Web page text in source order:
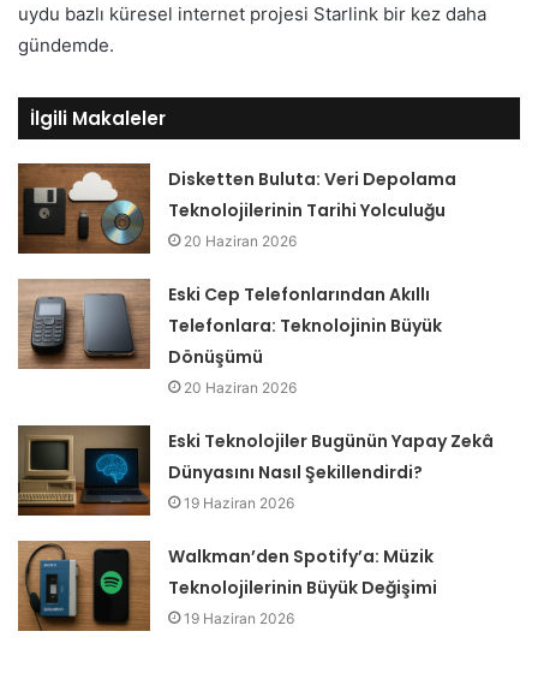
uydu bazlı küresel internet projesi Starlink bir kez daha
gündemde.
İlgili Makaleler
Disketten Buluta: Veri Depolama
Teknolojilerinin Tarihi Yolculuğu
20 Haziran 2026
Eski Cep Telefonlarından Akıllı
Telefonlara: Teknolojinin Büyük
Dönüşümü
20 Haziran 2026
Eski Teknolojiler Bugünün Yapay Zekâ
Dünyasını Nasıl Şekillendirdi?
19 Haziran 2026
Walkman’den Spotify’a: Müzik
Teknolojilerinin Büyük Değişimi
19 Haziran 2026